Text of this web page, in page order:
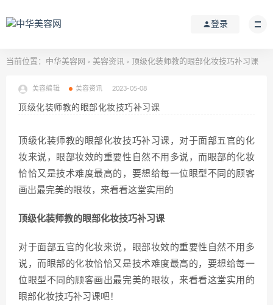
登录
当前位置： 中华美容网 > 美容资讯 > 顶级化装师教的眼部化妆技巧补习课
美容编辑 美容资讯 2023-05-08
顶级化装师教的眼部化妆技巧补习课
顶级化装师教的眼部化妆技巧补习课，对于面部五官的化
妆来说，眼部妆效的重要性自然不用多说，而眼部的化妆
恰恰又是技术难度最高的，要想给每一位眼型不同的顾客
画出最完美的眼妆，来看看这堂实用的
顶级化装师教的眼部化妆技巧补习课
对于面部五官的化妆来说，眼部妆效的重要性自然不用多
说，而眼部的化妆恰恰又是技术难度最高的，要想给每一
位眼型不同的顾客画出最完美的眼妆，来看看这堂实用的
眼部化妆技巧补习课吧！